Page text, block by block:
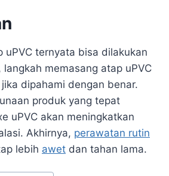
uPVC ternyata bisa dilakukan
memasang atap uPVC
dipahami dengan benar.
produk yang tepat
uPVC akan meningkatkan
Akhirnya, perawatan rutin
lebih awet dan tahan lama.